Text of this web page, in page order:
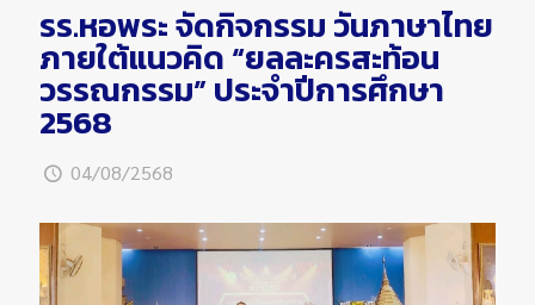
รร.หอพระ จัดกิจกรรม วันภาษาไทย
ภายใต้แนวคิด “ยลละครสะท้อน
วรรณกรรม” ประจำปีการศึกษา
2568
04/08/2568